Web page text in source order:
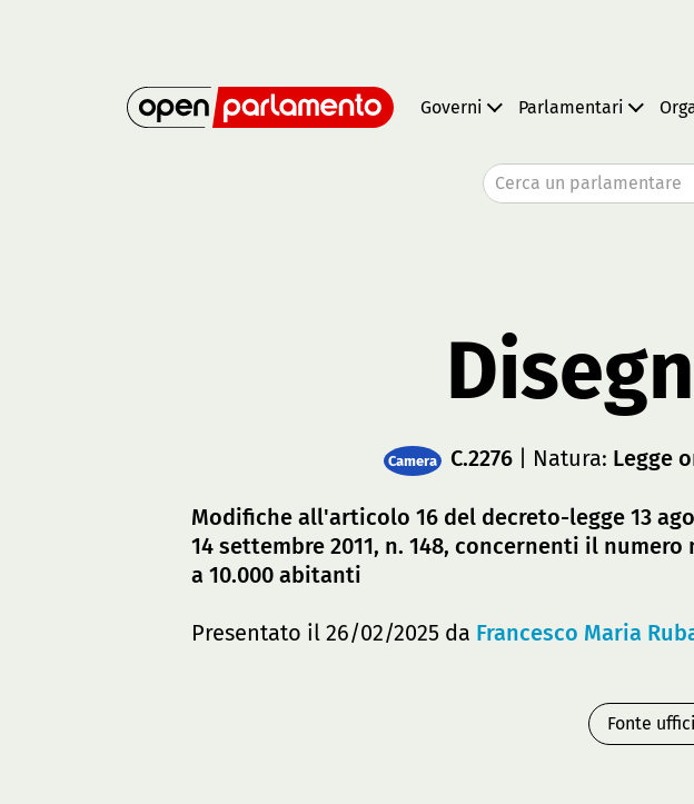
Governi Parlamentari
Cerca un parlamentare
Camera C.2276 | Natura: Legge
Modifiche all'articolo 16 del decreto-legge 13
14 settembre 2011, n. 148, concernenti il
a 10.000 abitanti
Presentato il 26/02/2025 da Francesco Maria
Fonte